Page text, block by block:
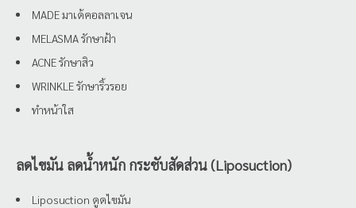
MADE มาเด้คอลลาเจน
MELASMA รักษาฝ้า
ACNE รักษาสิว
WRINKLE รักษาริ้วรอย
ทำหน้าใส
ลดไขมัน ลดน้ำหนัก กระชับสัดส่วน (Liposuction)
Liposuction ดูดไขมัน